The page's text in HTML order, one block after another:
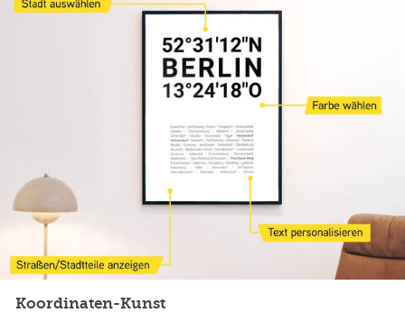
Koordinaten-Kunst